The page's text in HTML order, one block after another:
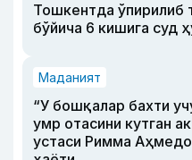
Тошкентда ўпирилиб
бўйича 6 кишига суд
Маданият
“У бошқалар бахти
умр отасини кутган
устаси Римма